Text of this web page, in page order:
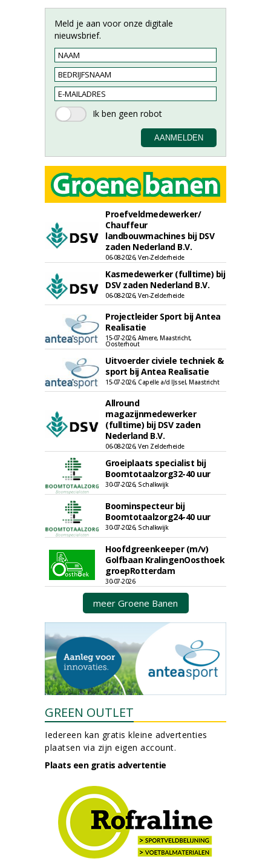
Meld je aan voor onze digitale
nieuwsbrief.
Proefveldmedewerker/
Chauffeur
landbouwmachines bij DSV
zaden Nederland B.V.
06-08-2026, Ven-Zelderheide
Kasmedewerker (fulltime) bij
DSV zaden Nederland B.V.
06-08-2026, Ven-Zelderheide
Projectleider Sport bij Antea
Realisatie
15-07-2026, Almere, Maastricht,
Oosterhout
Uitvoerder civiele techniek &
sport bij Antea Realisatie
15-07-2026, Capelle a/d IJssel, Maastricht
Allround
magazijnmedewerker
(fulltime) bij DSV zaden
Nederland B.V.
06-08-2026, Ven Zelderheide
Groeiplaats specialist bij
Boomtotaalzorg32-40 uur
30-07-2026, Schalkwijk
Boominspecteur bij
Boomtotaalzorg24-40 uur
30-07-2026, Schalkwijk
Hoofdgreenkeeper (m/v)
Golfbaan KralingenOosthoek
groepRotterdam
30-07-2026
meer Groene Banen
GREEN OUTLET
Iedereen kan gratis kleine advertenties
plaatsen via zijn eigen account.
Plaats een gratis advertentie